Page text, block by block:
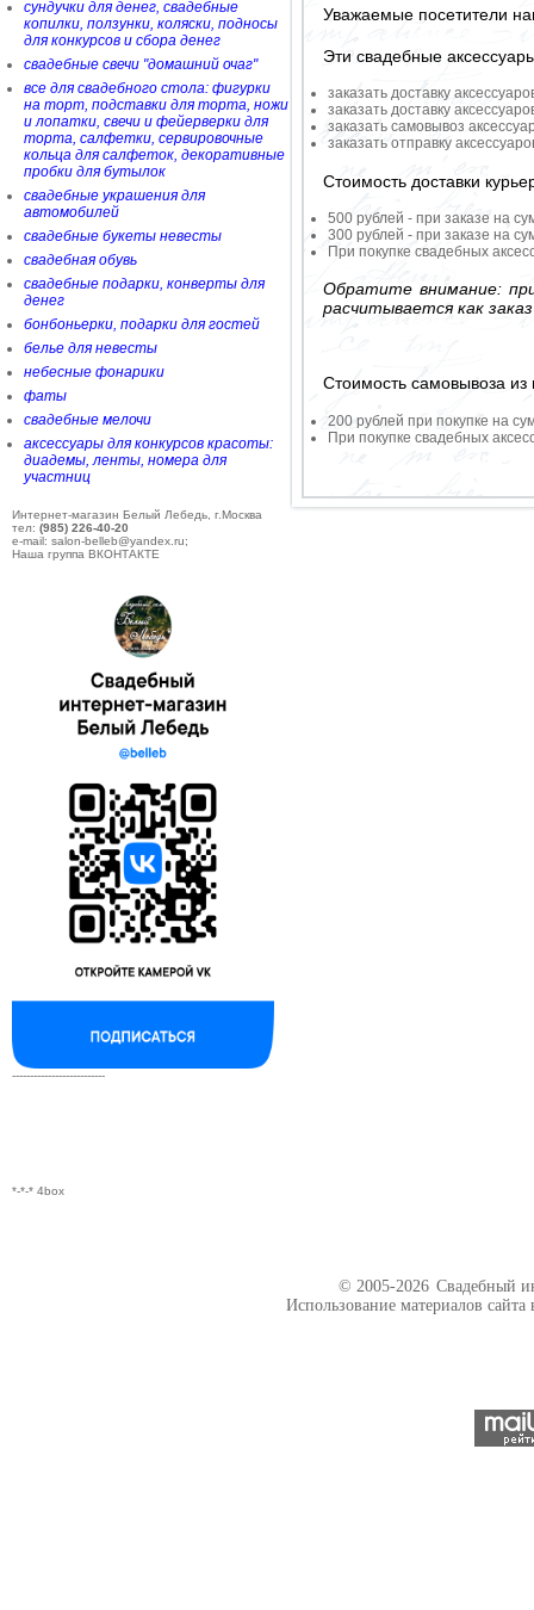
сундучки для денег, свадебные
копилки, ползунки, коляски, подносы
для конкурсов и сбора денег
свадебные свечи "домашний очаг"
все для свадебного стола: фигурки
на торт, подставки для торта, ножи
и лопатки, свечи и фейерверки для
торта, салфетки, сервировочные
кольца для салфеток, декоративные
пробки для бутылок
свадебные украшения для
автомобилей
свадебные букеты невесты
свадебная обувь
свадебные подарки, конверты для
денег
бонбоньерки, подарки для гостей
белье для невесты
небесные фонарики
фаты
свадебные мелочи
аксессуары для конкурсов красоты:
диадемы, ленты, номера для
участниц
Интернет-магазин Белый Лебедь, г.Москва
тел: (985) 226-40-20
e-mail: salon-belleb@yandex.ru;
Наша группа ВКОНТАКТЕ
--------------------------
*-*-* 4box
Уважаемые посетители
Эти свадебные
заказать доставку
заказать доставку
заказать самовывоз
заказать отправку
Стоимость доставки
500 рублей - при заказе на
300 рублей - при заказе на
При покупке свадебных
Обратите внимание:
расчитывается как
Стоимость самовывоза из
200 рублей при покупке на
При покупке свадебных
© 2005-2026 Свадебный
Использование материалов